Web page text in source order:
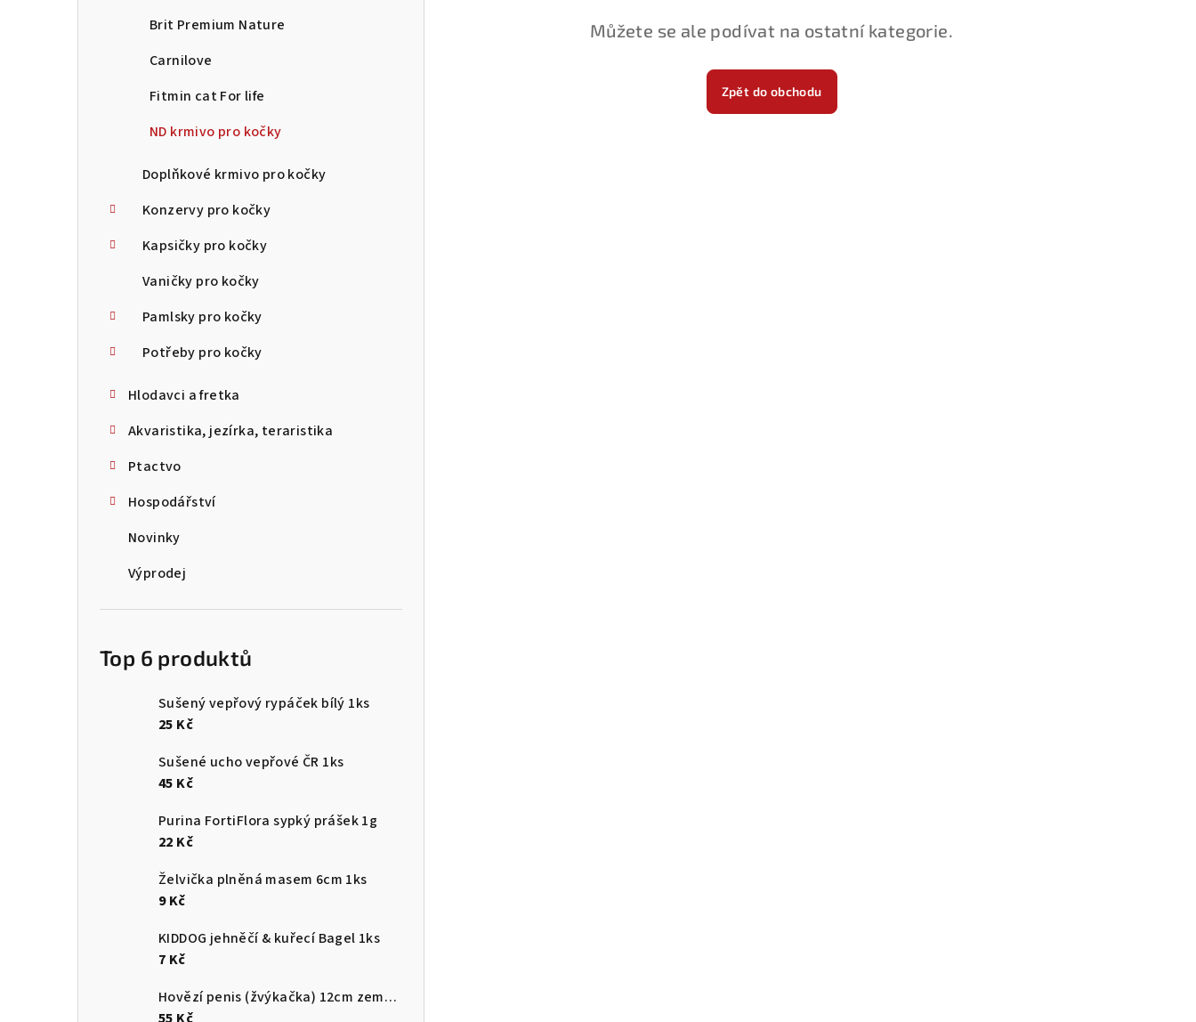
Brit Premium Nature
Carnilove
Fitmin cat For life
ND krmivo pro kočky
Doplňkové krmivo pro kočky
Konzervy pro kočky
Kapsičky pro kočky
Vaničky pro kočky
Pamlsky pro kočky
Potřeby pro kočky
Hlodavci a fretka
Akvaristika, jezírka, teraristika
Ptactvo
Hospodářství
Novinky
Výprodej
Top 6 produktů
Sušený vepřový rypáček bílý 1ks
25 Kč
Sušené ucho vepřové ČR 1ks
45 Kč
Purina FortiFlora sypký prášek 1g
22 Kč
Želvička plněná masem 6cm 1ks
9 Kč
KIDDOG jehněčí & kuřecí Bagel 1ks
7 Kč
Hovězí penis (žvýkačka) 12cm země původu ČR
Můžete se ale podívat na ostatní kategorie.
Zpět do obchodu